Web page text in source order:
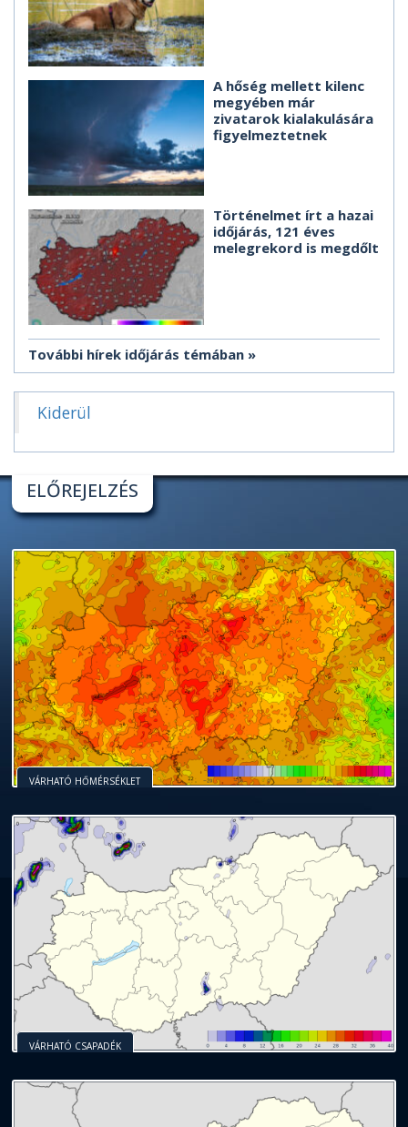
A hőség mellett kilenc
megyében már
zivatarok kialakulására
figyelmeztetnek
Történelmet írt a hazai
időjárás, 121 éves
melegrekord is megdőlt
További hírek időjárás témában
Kiderül
ELŐREJELZÉS
VÁRHATÓ HŐMÉRSÉKLET
VÁRHATÓ CSAPADÉK